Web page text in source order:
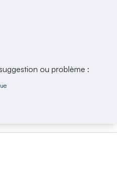
ou problème :